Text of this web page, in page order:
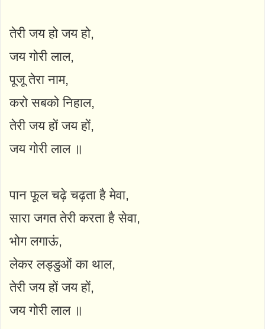
तेरी जय हो जय हो,
जय गोरी लाल,
पूजू तेरा नाम,
करो सबको निहाल,
तेरी जय हों जय हों,
जय गोरी लाल ॥
पान फूल चढ़े चढ़ता है मेवा,
सारा जगत तेरी करता है सेवा,
भोग लगाऊं,
लेकर लड्डुओं का थाल,
तेरी जय हों जय हों,
जय गोरी लाल ॥